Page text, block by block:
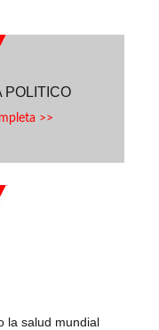
POLITICO
>>
la salud mundial